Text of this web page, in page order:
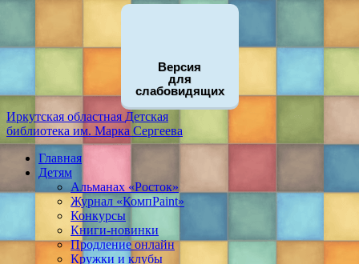
Версия
для
слабовидящих
Иркутская областная Детская
библиотека им. Марка Сергеева
Главная
Детям
Альманах «Росток»
Журнал «КомпPaint»
Конкурсы
Книги-новинки
Продление онлайн
Кружки и клубы